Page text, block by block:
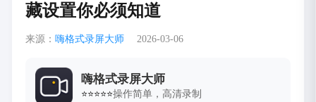
藏设置你必须知道
来源： 嗨格式录屏大师 2026-03-06
嗨格式录屏大师
⭐⭐⭐⭐⭐操作简单，高清录制